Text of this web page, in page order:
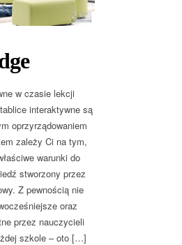
w czasie lekcji
interaktywne są
oprzyrządowaniem
zależy Ci na tym,
warunki do
stworzony przez
Z pewnością nie
oraz
przez nauczycieli
szkole – oto […]